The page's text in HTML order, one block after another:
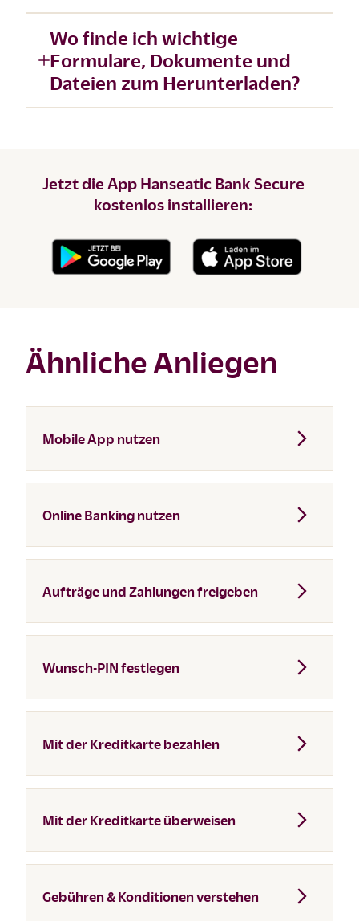
Wo finde ich wichtige
Formulare, Dokumente und
Dateien zum Herunterladen?
Jetzt die App Hanseatic Bank Secure
kostenlos installieren:
Ähnliche Anliegen
Mobile App nutzen
Online Banking nutzen
Aufträge und Zahlungen freigeben
Wunsch-PIN festlegen
Mit der Kreditkarte bezahlen
Mit der Kreditkarte überweisen
Gebühren & Konditionen verstehen